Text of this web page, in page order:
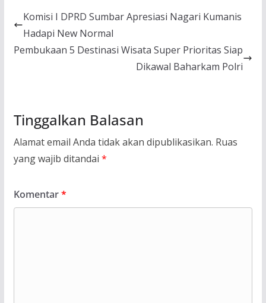
Komisi I DPRD Sumbar Apresiasi Nagari Kumanis
Hadapi New Normal
Pembukaan 5 Destinasi Wisata Super Prioritas Siap
Dikawal Baharkam Polri
Tinggalkan Balasan
Alamat email Anda tidak akan dipublikasikan. Ruas
yang wajib ditandai *
Komentar*